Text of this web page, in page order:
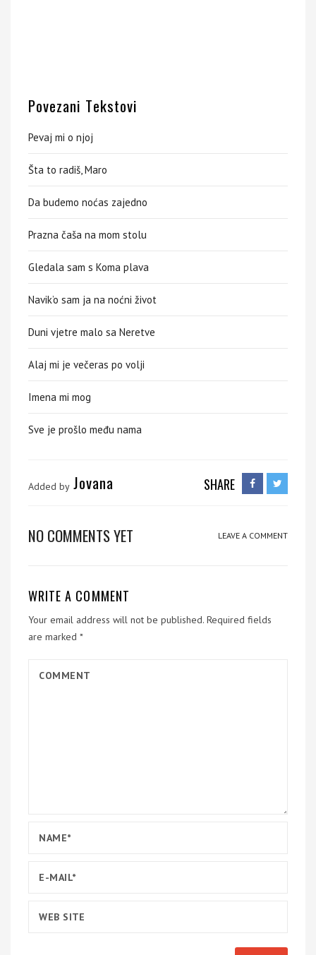
Povezani Tekstovi
Pevaj mi o njoj
Šta to radiš, Maro
Da budemo noćas zajedno
Prazna čaša na mom stolu
Gledala sam s Koma plava
Navik’o sam ja na noćni život
Duni vjetre malo sa Neretve
Alaj mi je večeras po volji
Imena mi mog
Sve je prošlo među nama
Added by Jovana SHARE
NO COMMENTS YET LEAVE A COMMENT
WRITE A COMMENT
Your email address will not be published. Required fields
are marked *